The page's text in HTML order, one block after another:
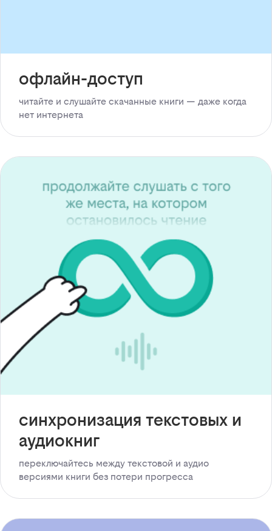
офлайн-доступ
читайте и слушайте скачанные книги — даже когда
нет интернета
синхронизация текстовых и
аудиокниг
переключайтесь между текстовой и аудио
версиями книги без потери прогресса